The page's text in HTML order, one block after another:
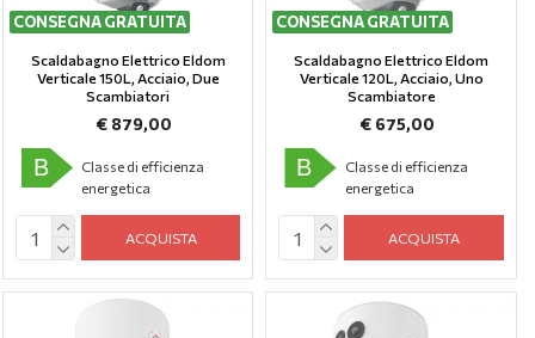
CONSEGNA GRATUITA
Scaldabagno Elettrico Eldom
Verticale 150L, Аcciaio, Due
Scambiatori
€ 879,00
B
Classe di efficienza
energetica
ACQUISTA
CONSEGNA GRATUITA
Scaldabagno Elettrico Eldom
Verticale 120L, Аcciaio, Uno
Scambiatore
€ 675,00
B
Classe di efficienza
energetica
ACQUISTA